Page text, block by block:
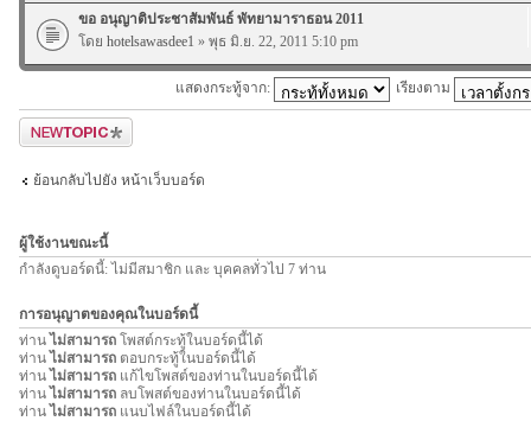
ขอ อนุญาติประชาสัมพันธ์ พัทยามาราธอน 2011
โดย hotelsawasdee1 » พุธ มิ.ย. 22, 2011 5:10 pm
แสดงกระทู้จาก: เรียงตาม
ตั้งกระทู้ใหม่
ย้อนกลับไปยัง หน้าเว็บบอร์ด
ผู้ใช้งานขณะนี้
กำลังดูบอร์ดนี้: ไม่มีสมาชิก และ บุคคลทั่วไป 7 ท่าน
การอนุญาตของคุณในบอร์ดนี้
ท่าน ไม่สามารถ โพสต์กระทู้ในบอร์ดนี้ได้
ท่าน ไม่สามารถ ตอบกระทู้ในบอร์ดนี้ได้
ท่าน ไม่สามารถ แก้ไขโพสต์ของท่านในบอร์ดนี้ได้
ท่าน ไม่สามารถ ลบโพสต์ของท่านในบอร์ดนี้ได้
ท่าน ไม่สามารถ แนบไฟล์ในบอร์ดนี้ได้